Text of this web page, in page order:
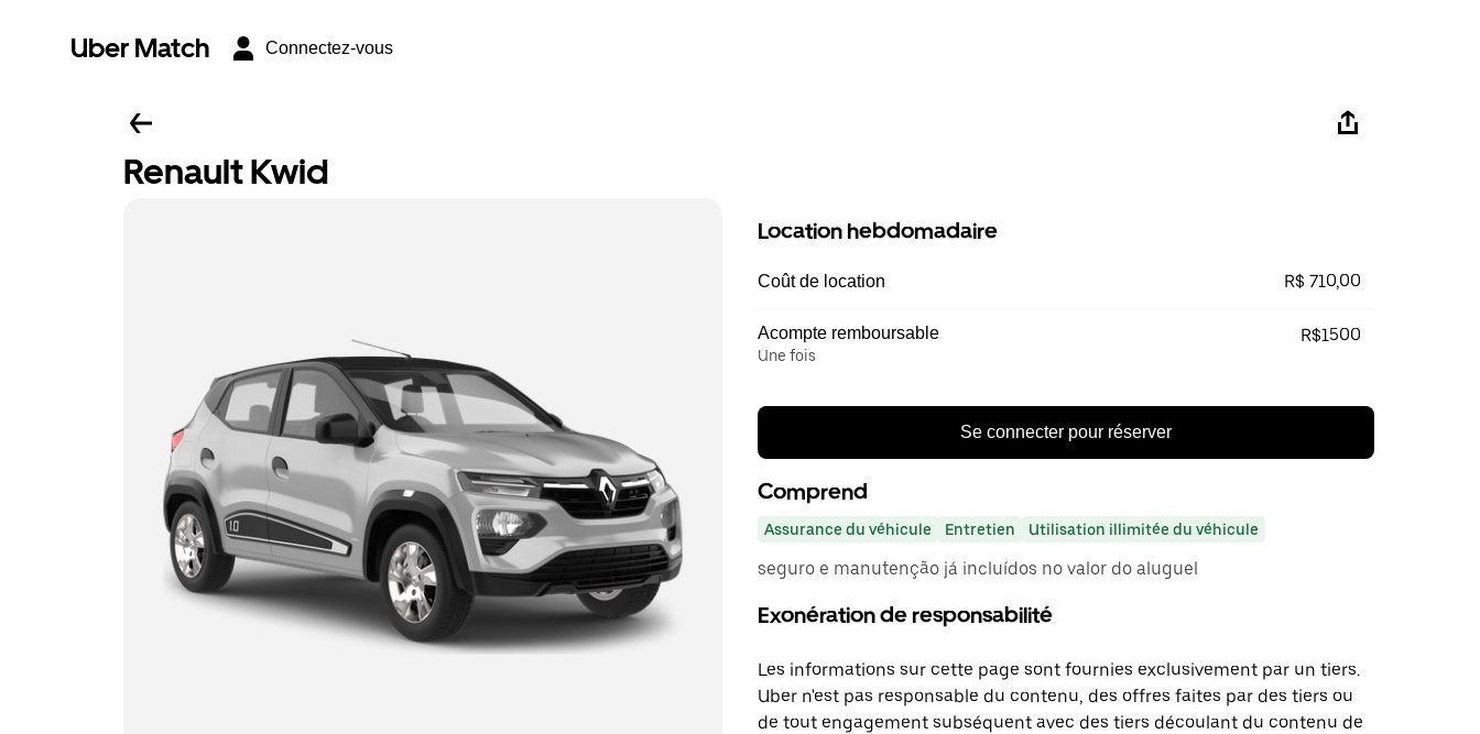
Uber Match Connectez-vous
Renault Kwid
Location hebdomadaire
Coût de location R$ 710,00
Acompte remboursable
Une fois
R$1500
Se connecter pour réserver
Comprend
Assurance du véhicule Entretien Utilisation illimitée du véhicule
seguro e manutenção já incluídos no valor do aluguel
Exonération de responsabilité
Les informations sur cette page sont fournies exclusivement par un tiers.
Uber n'est pas responsable du contenu, des offres faites par des tiers ou
de tout engagement subséquent avec des tiers découlant du contenu de